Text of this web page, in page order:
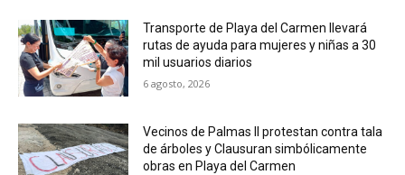
Transporte de Playa del Carmen llevará
rutas de ayuda para mujeres y niñas a 30
mil usuarios diarios
6 agosto, 2026
Vecinos de Palmas II protestan contra tala
de árboles y Clausuran simbólicamente
obras en Playa del Carmen